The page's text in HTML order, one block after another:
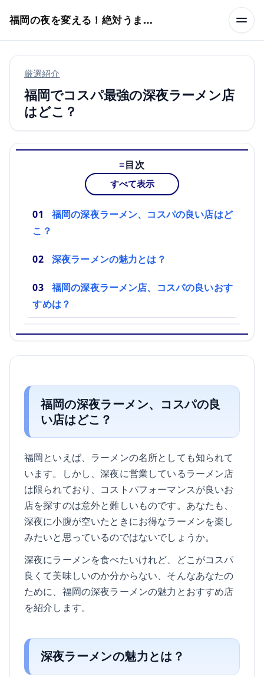
福岡の夜を変える！絶対うまい店
厳選紹介
福岡でコスパ最強の深夜ラーメン店
はどこ？
目次
すべて表示
福岡の深夜ラーメン、コスパの良い店はど
こ？
深夜ラーメンの魅力とは？
福岡の深夜ラーメン店、コスパの良いおす
すめは？
福岡の深夜ラーメン、コスパの良
い店はどこ？
福岡といえば、ラーメンの名所としても知られて
います。しかし、深夜に営業しているラーメン店
は限られており、コストパフォーマンスが良いお
店を探すのは意外と難しいものです。あなたも、
深夜に小腹が空いたときにお得なラーメンを楽し
みたいと思っているのではないでしょうか。
深夜にラーメンを食べたいけれど、どこがコスパ
良くて美味しいのか分からない、そんなあなたの
ために、福岡の深夜ラーメンの魅力とおすすめ店
を紹介します。
深夜ラーメンの魅力とは？